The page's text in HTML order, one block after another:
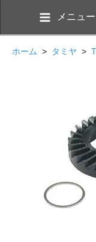
メニュー
ホーム > タミヤ >